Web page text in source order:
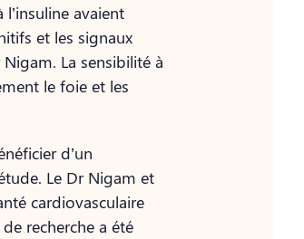
avaient
et les signaux
La sensibilité à
le foie et les
d’un
Le Dr Nigam et
cardiovasculaire
recherche a été